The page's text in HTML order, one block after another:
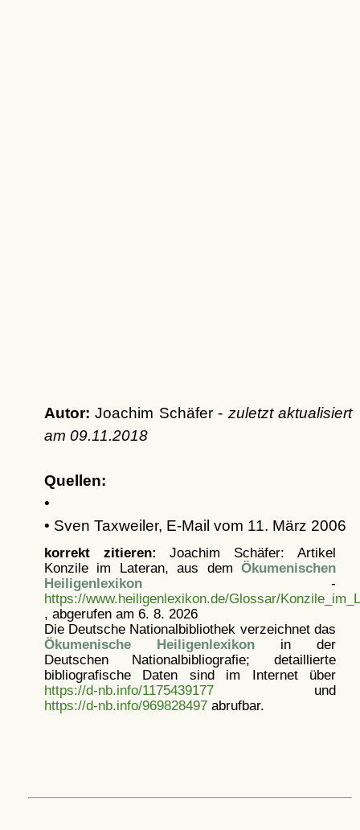
Autor: Joachim Schäfer - zuletzt aktualisiert
am 09.11.2018
Quellen:
•
• Sven Taxweiler, E-Mail vom 11. März 2006
korrekt zitieren: Joachim Schäfer: Artikel
Konzile im Lateran, aus dem Ökumenischen
Heiligenlexikon-
https://www.heiligenlexikon.de/Glossar/
, abgerufen am 6. 8. 2026
Die Deutsche Nationalbibliothek verzeichnet das
Ökumenische Heiligenlexikonin der
Deutschen Nationalbibliografie; detaillierte
bibliografische Daten sind im Internet über
https://d-nb.info/1175439177und
https://d-nb.info/969828497abrufbar.